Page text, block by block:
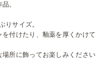
。
りサイズ。
付けたり、釉薬を厚くかけて
所に飾ってお楽しみください